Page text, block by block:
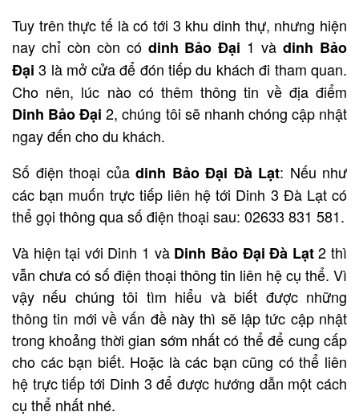
Tuy trên thực tế là có tới 3 khu dinh thự, nhưng hiện
nay chỉ còn còn có dinh Bảo Đại 1 vàdinh Bảo
Đại3 là mở cửa để đón tiếp du khách đi tham quan.
Cho nên, lúc nào có thêm thông tin về địa điểm
Dinh Bảo Đại 2, chúng tôi sẽ nhanh chóng cập nhật
ngay đến cho du khách.
Số điện thoại của dinh Bảo Đại Đà Lạt: Nếu như
các bạn muốn trực tiếp liên hệ tới Dinh 3 Đà Lạt có
thể gọi thông qua số điện thoại sau: 02633 831 581.
Và hiện tại với Dinh 1 và Dinh Bảo Đại Đà Lạt2 thì
vẫn chưa có số điện thoại thông tin liên hệ cụ thể. Vì
vậy nếu chúng tôi tìm hiểu và biết được những
thông tin mới về vấn đề này thì sẽ lập tức cập nhật
trong khoảng thời gian sớm nhất có thể để cung cấp
cho các bạn biết. Hoặc là các bạn cũng có thể liên
hệ trực tiếp tới Dinh 3 để được hướng dẫn một cách
cụ thể nhất nhé.